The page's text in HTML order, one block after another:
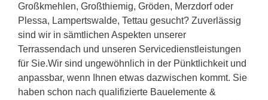
Großkmehlen, Großthiemig, Gröden, Merzdorf oder
Plessa, Lampertswalde, Tettau gesucht? Zuverlässig
sind wir in sämtlichen Aspekten unserer
Terrassendach und unseren Servicedienstleistungen
für Sie.Wir sind ungewöhnlich in der Pünktlichkeit und
anpassbar, wenn Ihnen etwas dazwischen kommt. Sie
haben schon nach qualifizierte Bauelemente &